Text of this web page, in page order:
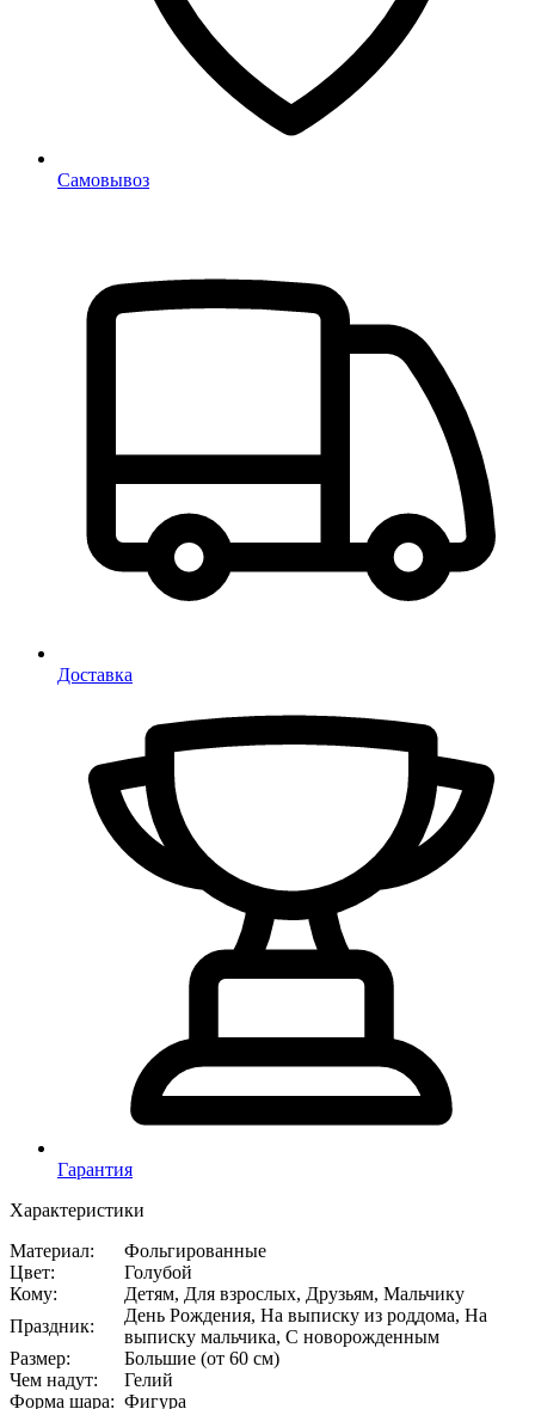
Самовывоз
Доставка
Гарантия
Характеристики
Материал:
Фольгированные
Цвет:
Голубой
Кому:
Детям, Для взрослых, Друзьям, Мальчику
Праздник:
День Рождения, На выписку из роддома, На
выписку мальчика, С новорожденным
Размер:
Большие (от 60 см)
Чем надут:
Гелий
Форма шара: Фигура